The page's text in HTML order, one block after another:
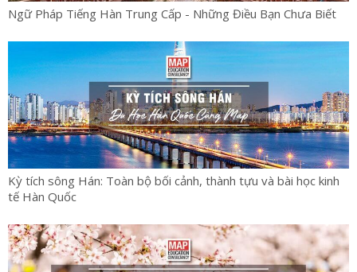
Ngữ Pháp Tiếng Hàn Trung Cấp - Những Điều Bạn Chưa Biết
Kỳ tích sông Hán: Toàn bộ bối cảnh, thành tựu và bài học kinh
tế Hàn Quốc